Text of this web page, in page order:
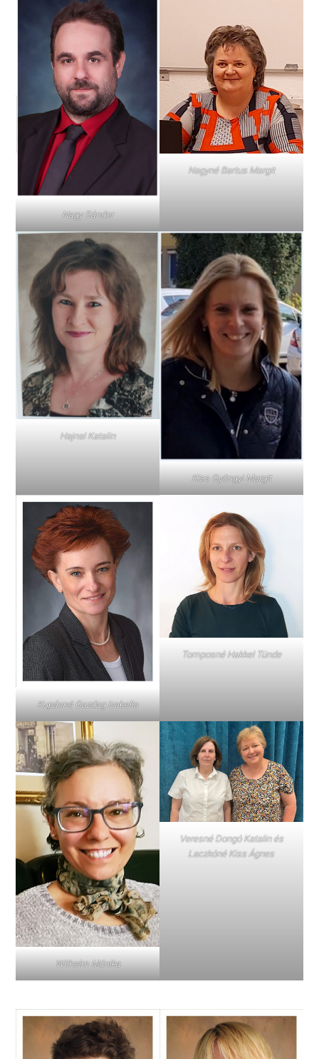
Nagy Sándor
Nagyné Bartus Margit
Hajnal Katalin
Kiss Gyöngyi Margit
Kupásné Gazdag Izabella
Tomposné Hakkel Tünde
Wilhelm Mónika
Veresné Dongó Katalin és
Laczkóné Kiss Ágnes